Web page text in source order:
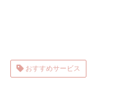
おすすめサービス